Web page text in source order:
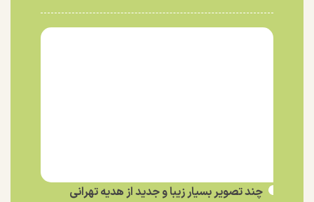
چند تصویر بسیار زیبا و جدید از هدیه تهرانی